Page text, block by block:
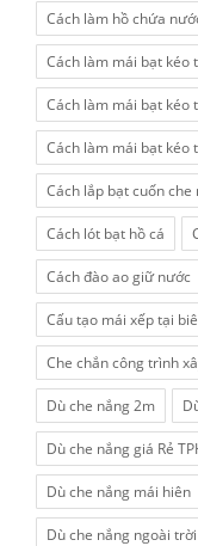
Cách làm hồ chứa
Cách làm mái bạt kéo
Cách làm mái bạt kéo
Cách làm mái bạt kéo
Cách lắp bạt cuốn che
Cách lót bạt hồ cá
Cách đào ao giữ nước
Cấu tạo mái xếp tại
Che chắn công trình
Dù che nắng 2m
Dù che nắng giá Rẻ
Dù che nắng mái hiên
Dù che nắng ngoài